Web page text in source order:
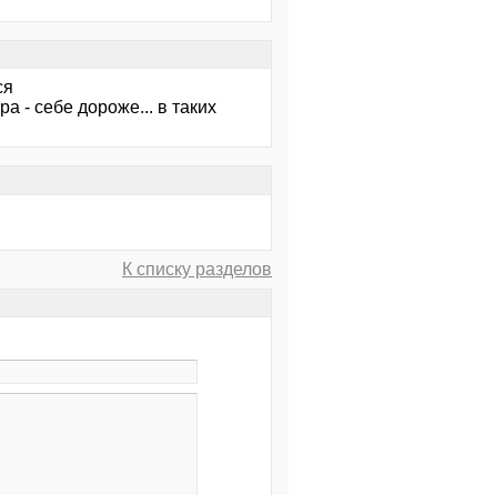
- себе дороже... в таких
К списку разделов